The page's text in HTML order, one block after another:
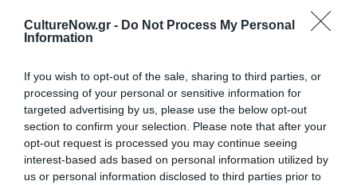
CultureNow.gr - Do Not Process My Personal
Information
If you wish to opt-out of the sale, sharing to third parties, or
processing of your personal or sensitive information for
targeted advertising by us, please use the below opt-out
section to confirm your selection. Please note that after your
opt-out request is processed you may continue seeing
interest-based ads based on personal information utilized by
us or personal information disclosed to third parties prior to
Διαβάστε επίσης:
Το πιο όμορφο σώμα που έχει βρεθεί ποτέ σε αυτό το μέρος,
του Ζουζέπ Μαρία Μιρό στο θέατρο Θησείον
Ταυτότητα Εκδήλωσης
Ημερομηνία: